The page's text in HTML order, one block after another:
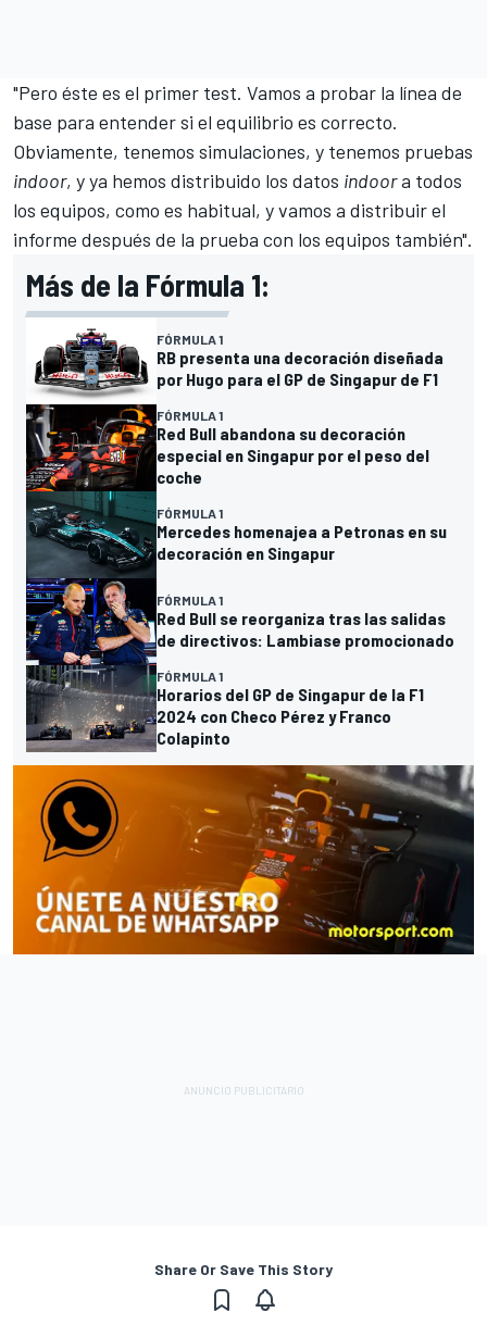
"Pero éste es el primer test. Vamos a probar la línea de
base para entender si el equilibrio es correcto.
Obviamente, tenemos simulaciones, y tenemos pruebas
indoor, y ya hemos distribuido los datos indoora todos
los equipos, como es habitual, y vamos a distribuir el
informe después de la prueba con los equipos también".
Más de la Fórmula 1:
FÓRMULA 1
RB presenta una decoración diseñada
por Hugo para el GP de Singapur de F1
FÓRMULA 1
Red Bull abandona su decoración
especial en Singapur por el peso del
coche
FÓRMULA 1
Mercedes homenajea a Petronas en su
decoración en Singapur
FÓRMULA 1
Red Bull se reorganiza tras las salidas
de directivos: Lambiase promocionado
FÓRMULA 1
Horarios del GP de Singapur de la F1
2024 con Checo Pérez y Franco
Colapinto
Share Or Save This Story